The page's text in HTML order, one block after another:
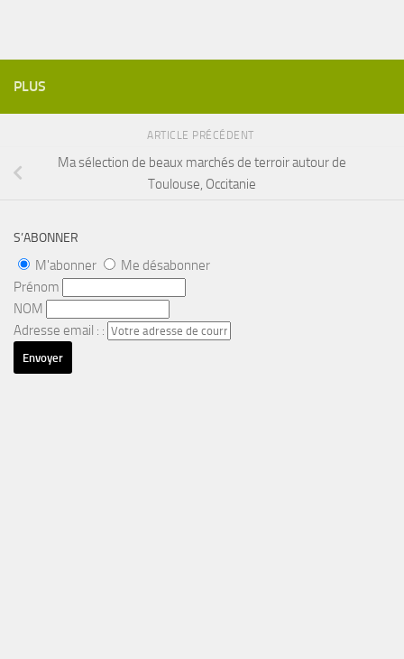
PLUS
ARTICLE PRÉCÉDENT
Ma sélection de beaux marchés de terroir autour de
Toulouse, Occitanie
S’ABONNER
M'abonner
Me désabonner
Prénom
NOM
Adresse email : :